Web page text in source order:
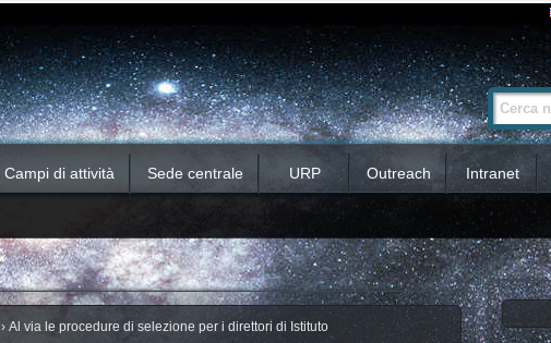
Cerca nel sito
Ricerca
avanzata…
Campi di attività Sede centrale URP Outreach Intranet
› Al via le procedure di selezione per i direttori di Istituto